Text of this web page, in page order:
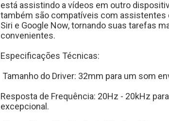
está assistindo a vídeos em outro
também são compatíveis com assistentes
Siri e Google Now, tornando suas tarefas
convenientes.
Especificações Técnicas:
Tamanho do Driver: 32mm para um som
Resposta de Frequência: 20Hz - 20kHz
excepcional.